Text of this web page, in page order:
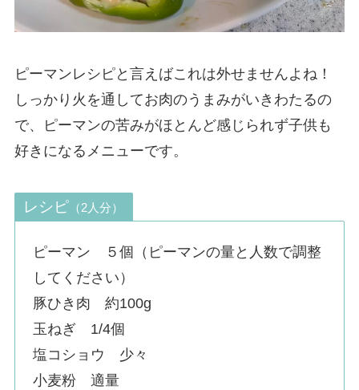
ピーマンレシピと言えばこれは外せませんよね！
しっかり火を通してお肉のうまみがいきわたるの
で、ピーマンの苦みがほとんど感じられず子供も
好きになるメニューです。
レシピ （2人分）
ピーマン ５個（ピーマンの量と人数で調整
してください）
豚ひき肉 約100g
玉ねぎ 1/4個
塩コショウ 少々
小麦粉 適量